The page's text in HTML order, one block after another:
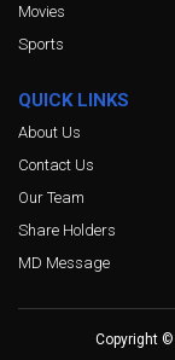
Movies
Sports
QUICK LINKS
About Us
Contact Us
Our Team
Share Holders
MD Message
Copyright